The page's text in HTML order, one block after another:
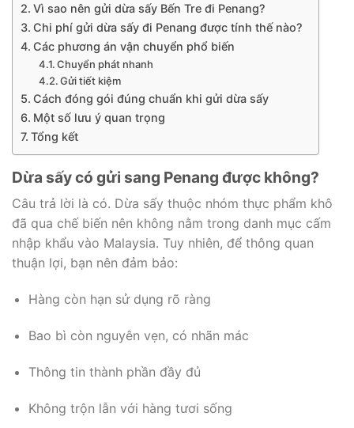
Vì sao nên gửi dừa sấy Bến Tre đi Penang?
Chi phí gửi dừa sấy đi Penang được tính thế nào?
Các phương án vận chuyển phổ biến
Chuyển phát nhanh
Gửi tiết kiệm
Cách đóng gói đúng chuẩn khi gửi dừa sấy
Một số lưu ý quan trọng
Tổng kết
Dừa sấy có gửi sang Penang được không?
Câu trả lời là có. Dừa sấy thuộc nhóm thực phẩm khô
đã qua chế biến nên không nằm trong danh mục cấm
nhập khẩu vào Malaysia. Tuy nhiên, để thông quan
thuận lợi, bạn nên đảm bảo:
Hàng còn hạn sử dụng rõ ràng
Bao bì còn nguyên vẹn, có nhãn mác
Thông tin thành phần đầy đủ
Không trộn lẫn với hàng tươi sống